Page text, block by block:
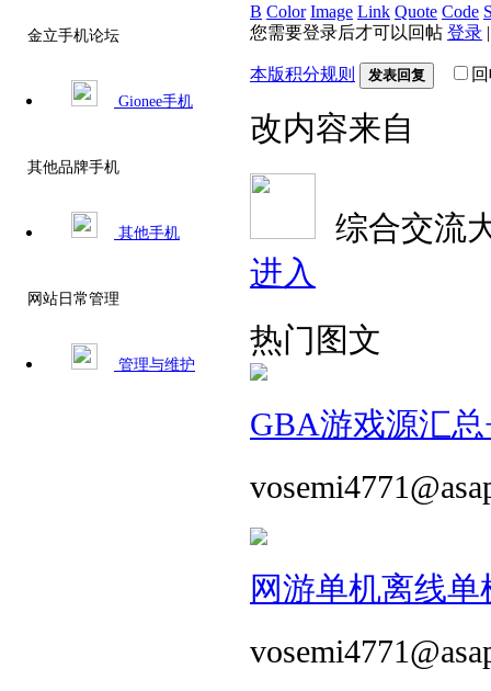
金立手机论坛
Gionee手机
其他品牌手机
其他手机
网站日常管理
管理与维护
B Color Image Link Quote Code
您需要登录后才可以回帖 登录
本版积分规则 发表回复
改内容来自
综合交流
进入
热门图文
GBA游戏源汇
网游单机离线